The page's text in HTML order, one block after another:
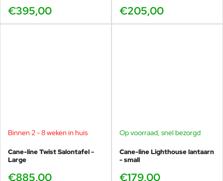
€395,00 €205,00
Binnen 2 - 8 weken in huis
Cane-line Twist Salontafel -
Large
€885,00
Op voorraad, snel bezorgd
Cane-line Lighthouse lantaarn
- small
€179,00